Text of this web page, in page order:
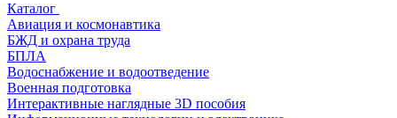
Каталог
Авиация и космонавтика
БЖД и охрана труда
БПЛА
Водоснабжение и водоотведение
Военная подготовка
Интерактивные наглядные 3D пособия